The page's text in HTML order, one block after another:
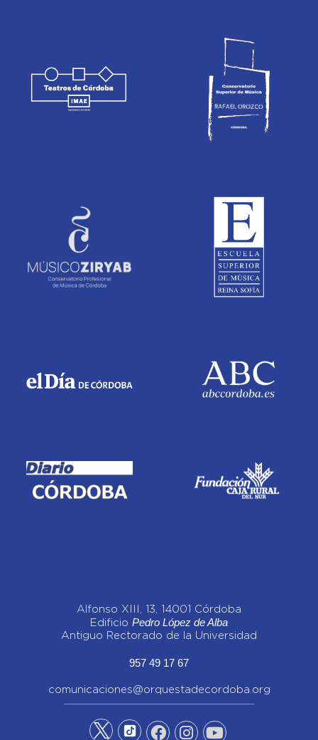
Alfonso XIII, 13, 14001 Córdoba
Edificio Pedro López de Alba
Antiguo Rectorado de la Universidad
957 49 17 67
comunicaciones@orquestadecordoba.org